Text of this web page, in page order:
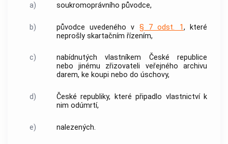
a)
soukromoprávního původce,
b) původce uvedeného v § 7 odst. 1, které
neprošly skartačním řízením,
c)
nabídnutých vlastníkem České republice
nebo jinému zřizovateli veřejného archivu
darem, ke koupi nebo do úschovy,
d)
České republiky, které připadlo vlastnictví k
nim odúmrtí,
e) nalezených.